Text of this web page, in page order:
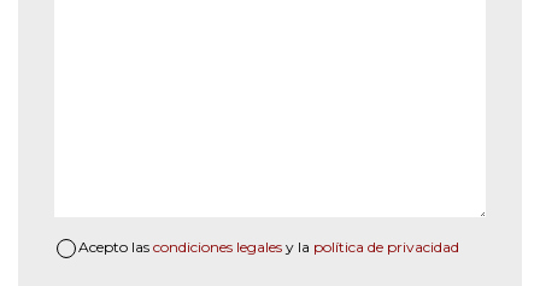
Acepto las condiciones legales y la política de privacidad